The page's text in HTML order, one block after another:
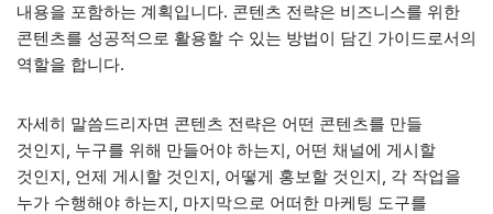
내용을 포함하는 계획입니다. 콘텐츠 전략은 비즈니스를 위한
콘텐츠를 성공적으로 활용할 수 있는 방법이 담긴 가이드로서의
역할을 합니다.
자세히 말씀드리자면 콘텐츠 전략은 어떤 콘텐츠를 만들
것인지, 누구를 위해 만들어야 하는지, 어떤 채널에 게시할
것인지, 언제 게시할 것인지, 어떻게 홍보할 것인지, 각 작업을
누가 수행해야 하는지, 마지막으로 어떠한 마케팅 도구를